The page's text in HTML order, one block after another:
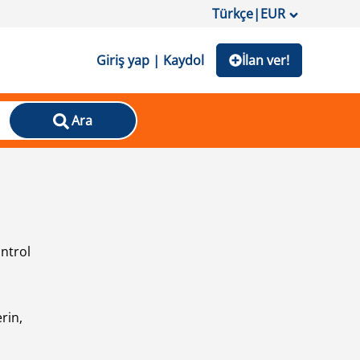
Türkçe|EUR
Giriş yap | Kaydol İlan ver!
Ara